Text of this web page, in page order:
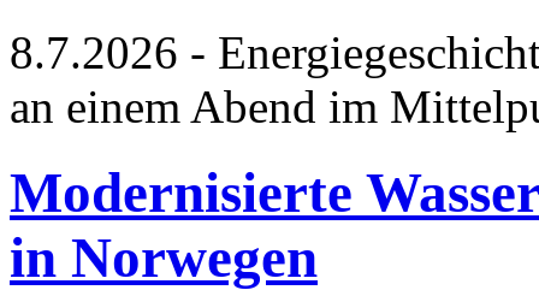
8.7.2026 -
an einem Abend im
Modernisierte
in Norwegen